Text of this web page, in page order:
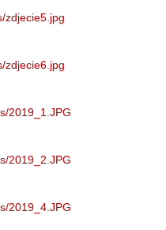
zdjecie5.jpg
zdjecie6.jpg
2019_1.JPG
2019_2.JPG
2019_4.JPG